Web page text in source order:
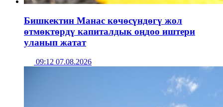
Бишкектин Манас көчөсүндөгү жол
өтмөктөрдү капиталдык оңдоо иштери
уланып жатат
09:12 07.08.2026